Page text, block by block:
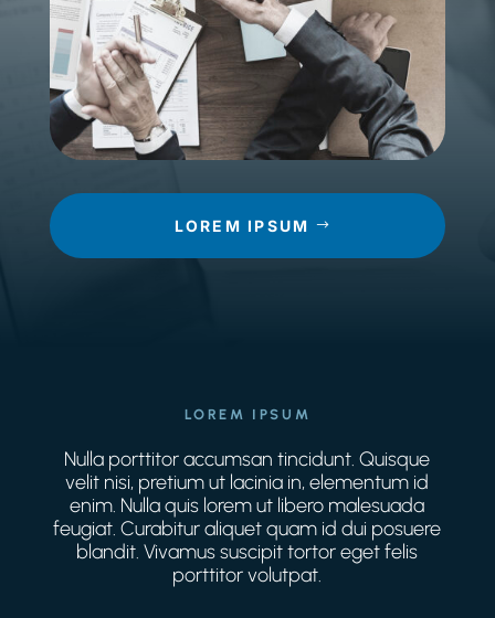
LOREM IPSUM
LOREM IPSUM
Nulla porttitor accumsan tincidunt. Quisque
velit nisi, pretium ut lacinia in, elementum id
enim. Nulla quis lorem ut libero malesuada
feugiat. Curabitur aliquet quam id dui posuere
blandit. Vivamus suscipit tortor eget felis
porttitor volutpat.